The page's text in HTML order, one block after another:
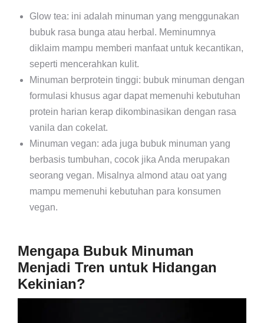
Glow tea: ini adalah minuman yang menggunakan
bubuk rasa bunga atau herbal. Meminumnya
diklaim mampu memberi manfaat untuk kecantikan,
seperti mencerahkan kulit.
Minuman berprotein tinggi: bubuk minuman dengan
formulasi khusus agar dapat memenuhi kebutuhan
protein harian kerap dikombinasikan dengan rasa
vanila dan cokelat.
Minuman vegan: ada juga bubuk minuman yang
berbasis tumbuhan, cocok jika Anda merupakan
seorang vegan. Misalnya almond atau oat yang
mampu memenuhi kebutuhan para konsumen
vegan.
Mengapa Bubuk Minuman
Menjadi Tren untuk Hidangan
Kekinian?